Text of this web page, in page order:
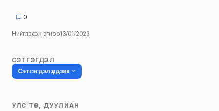
0
Нийтлэсэн огноо13/01/2023
СЭТГЭГДЭЛ
Сэтгэгдэл үлдээх
УЛС ТӨР, ДУУЛИАН